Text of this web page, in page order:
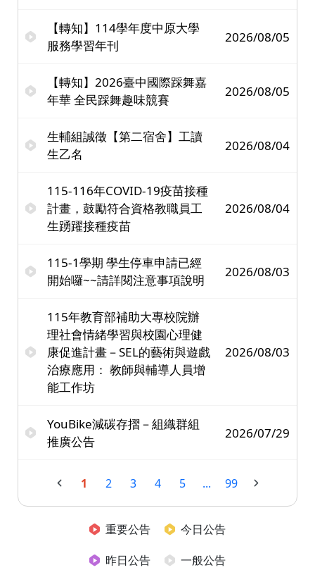
【轉知】114學年度中原大學
服務學習年刊
2026/08/05
【轉知】2026臺中國際踩舞嘉
年華 全民踩舞趣味競賽
2026/08/05
生輔組誠徵【第二宿舍】工讀
生乙名
2026/08/04
115-116年COVID-19疫苗接種
計畫，鼓勵符合資格教職員工
生踴躍接種疫苗
2026/08/04
115-1學期 學生停車申請已經
開始囉~~請詳閱注意事項說明
2026/08/03
115年教育部補助大專校院辦
理社會情緒學習與校園心理健
康促進計畫－SEL的藝術與遊戲
治療應用： 教師與輔導人員增
能工作坊
2026/08/03
YouBike減碳存摺－組織群組
推廣公告
2026/07/29
1 2 3 4 5 ... 99
重要公告
今日公告
昨日公告
一般公告